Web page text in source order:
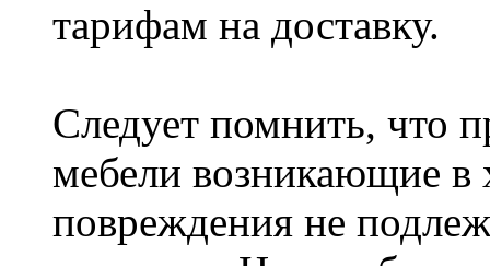
тарифам на доставку.
Следует помнить, что
мебели возникающие в
повреждения не